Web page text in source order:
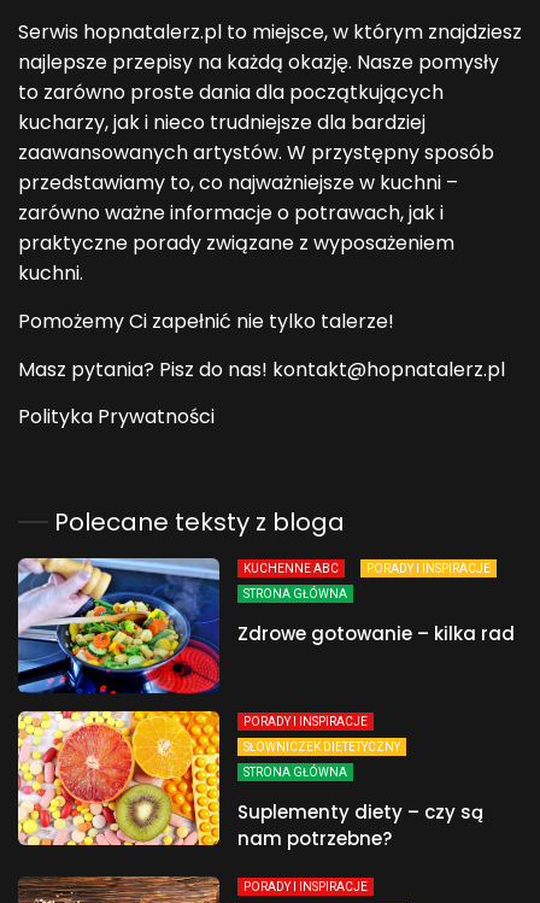
Serwis hopnatalerz.pl to miejsce, w którym znajdziesz
najlepsze przepisy na każdą okazję. Nasze pomysły
to zarówno proste dania dla początkujących
kucharzy, jak i nieco trudniejsze dla bardziej
zaawansowanych artystów. W przystępny sposób
przedstawiamy to, co najważniejsze w kuchni –
zarówno ważne informacje o potrawach, jak i
praktyczne porady związane z wyposażeniem
kuchni.
Pomożemy Ci zapełnić nie tylko talerze!
Masz pytania? Pisz do nas! kontakt@hopnatalerz.pl
Polityka Prywatności
Polecane teksty z bloga
KUCHENNE ABC
PORADY I INSPIRACJE
STRONA GŁÓWNA
Zdrowe gotowanie – kilka rad
PORADY I INSPIRACJE
SŁOWNICZEK DIETETYCZNY
STRONA GŁÓWNA
Suplementy diety – czy są
nam potrzebne?
PORADY I INSPIRACJE